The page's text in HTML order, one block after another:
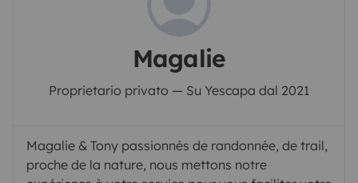
Magalie
Proprietario privato — Su Yescapa dal 2021
Magalie & Tony passionnés de randonnée, de trail,
proche de la nature, nous mettons notre